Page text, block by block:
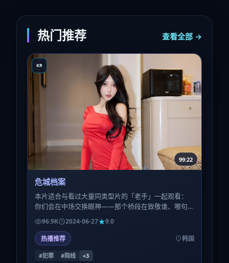
热门推荐 查看全部 →
KR
99:22
危城档案
本片适合与看过大量同类型片的「老手」一起观看：
你们会在中场交换眼神——那个桥段在致敬谁、哪句
台词反讽了哪种陈腔滥调，会成为额外的乐趣层。
96.9K 2024-06-27
9.0
热播推荐
韩国
#犯罪 #院线 +3